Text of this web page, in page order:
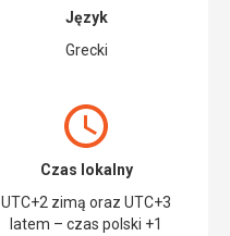
Język
Grecki
Czas lokalny
UTC+2 zimą oraz UTC+3
latem – czas polski +1